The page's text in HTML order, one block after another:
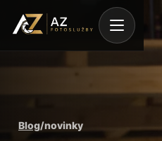
Blog/novinky